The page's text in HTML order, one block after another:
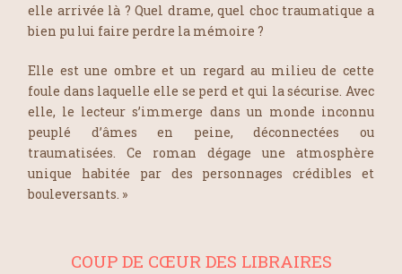
elle arrivée là ? Quel drame, quel choc traumatique a
bien pu lui faire perdre la mémoire ?
Elle est une ombre et un regard au milieu de cette
foule dans laquelle elle se perd et qui la sécurise. Avec
elle, le lecteur s’immerge dans un monde inconnu
peuplé d’âmes en peine, déconnectées ou
traumatisées. Ce roman dégage une atmosphère
unique habitée par des personnages crédibles et
bouleversants. »
COUP DE CŒUR DES LIBRAIRES